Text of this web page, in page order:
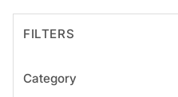
FILTERS
Category